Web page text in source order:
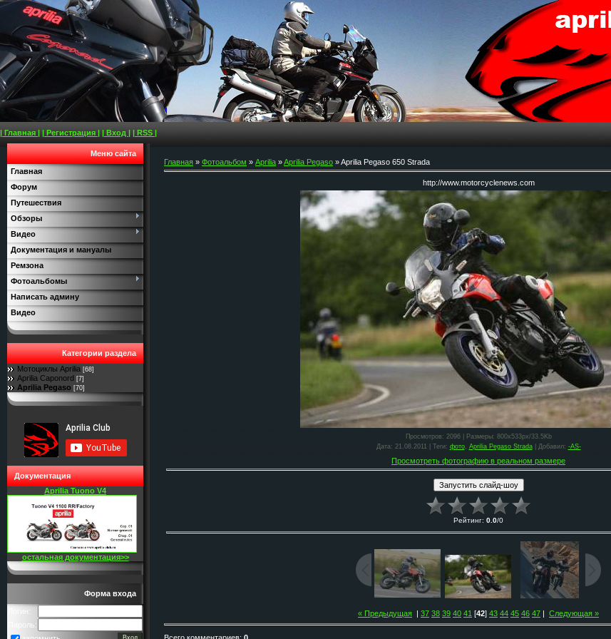
| Главная | | Регистрация | | Вход | | RSS |
Меню сайта
Главная
Форум
Путешествия
Обзоры
Видео
Документация и мануалы
Ремзона
Фотоальбомы
Написать админу
Видео
Категории раздела
Мотоциклы Aprilia [68]
Aprilia Caponord [7]
Aprilia Pegaso [70]
Документация
Aprilia Tuono V4
остальная документация>>
Форма входа
Логин:
Пароль:
Главная » Фотоальбом » Aprilia »Aprilia Pegaso » Aprilia Pegaso 650 Strada
http://www.motorcyclenews.com
Просмотров: 2096 | Размеры: 800x533px/33.5Kb
Дата : 21.08.2011 | Теги: фото, Aprilia Pegaso Strada| Добавил: -AS-
Просмотреть фотографию в реальном размере
Рейтинг: 0.0/0
« Предыдущая | 37 38 39 40 41 [42] 43 44 45 46 47 | Следующая »